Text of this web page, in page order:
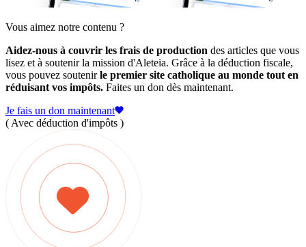
Vous aimez notre contenu ?
Aidez-nous à couvrir les frais de production des articles que vous
lisez et à soutenir la mission d'Aleteia. Grâce à la déduction fiscale,
vous pouvez soutenirle premier site catholique au monde tout en
réduisant vos impôts. Faites un don dès maintenant.
Je fais un don maintenant
( Avec déduction d'impôts )